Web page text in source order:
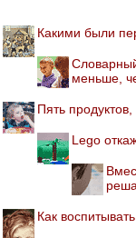
Какими были
меньше,
Пять
Lego
Как